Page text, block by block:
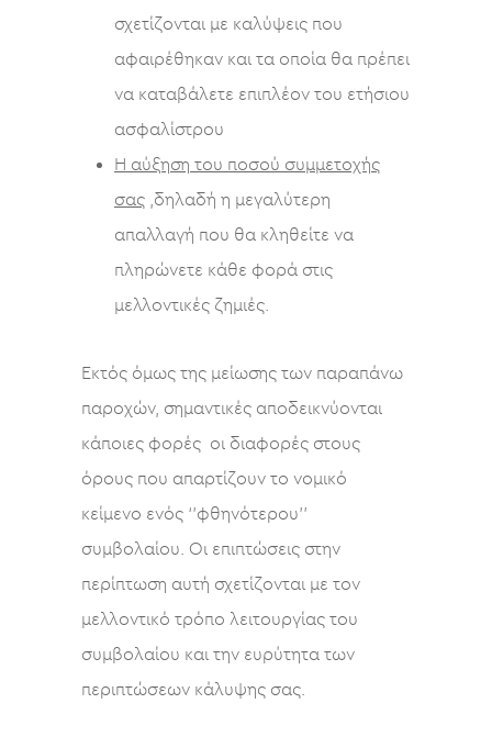
σχετίζονται με καλύψεις που
αφαιρέθηκαν και τα οποία θα πρέπει
να καταβάλετε επιπλέον του ετήσιου
ασφαλίστρου
Η αύξηση του ποσού συμμετοχής
σας ,δηλαδή η μεγαλύτερη
απαλλαγή που θα κληθείτε να
πληρώνετε κάθε φορά στις
μελλοντικές ζημιές.
Εκτός όμως της μείωσης των παραπάνω
παροχών, σημαντικές αποδεικνύονται
κάποιες φορές οι διαφορές στους
όρους που απαρτίζουν το νομικό
κείμενο ενός ‘’φθηνότερου’’
συμβολαίου. Οι επιπτώσεις στην
περίπτωση αυτή σχετίζονται με τον
μελλοντικό τρόπο λειτουργίας του
συμβολαίου και την ευρύτητα των
περιπτώσεων κάλυψης σας.